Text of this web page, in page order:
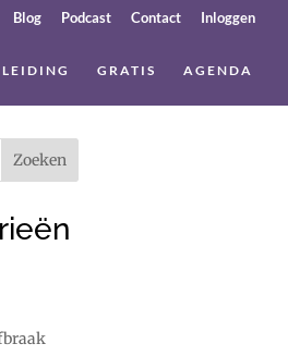
Blog Podcast Contact Inloggen
GRATIS AGENDA